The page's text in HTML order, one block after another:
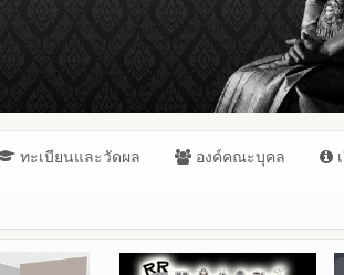
ทะเบียนและวัดผล องค์คณะบุคล